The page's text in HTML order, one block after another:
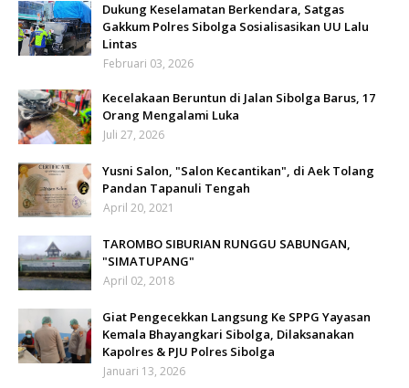
Dukung Keselamatan Berkendara, Satgas
Gakkum Polres Sibolga Sosialisasikan UU Lalu
Lintas
Februari 03, 2026
Kecelakaan Beruntun di Jalan Sibolga Barus, 17
Orang Mengalami Luka
Juli 27, 2026
Yusni Salon, "Salon Kecantikan", di Aek Tolang
Pandan Tapanuli Tengah
April 20, 2021
TAROMBO SIBURIAN RUNGGU SABUNGAN,
"SIMATUPANG"
April 02, 2018
Giat Pengecekkan Langsung Ke SPPG Yayasan
Kemala Bhayangkari Sibolga, Dilaksanakan
Kapolres & PJU Polres Sibolga
Januari 13, 2026